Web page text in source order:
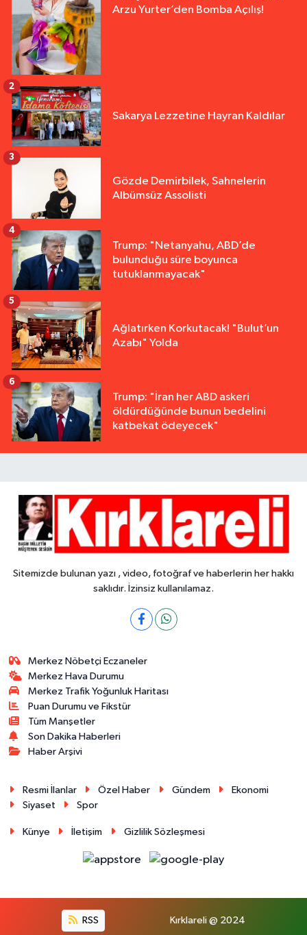
Arzu Yurter’den Bomba Açılış!
Sakarya Lezzetine Hayran Kaldılar
2
Gözde Demirbilek, Sahnelerin
Albümsüz Assolisti
3
Trump: "Netanyahu, ABD’de
bulunduğu süre boyunca
tutuklanmayacak"
4
Ağlatırken Korkutacak! "Bulut’un
Azabı" Yolda
5
Trump: "İran her ABD askeri
öldürdüğünde bunun bedelini
katbekat ödeyecek"
6
Sitemizde bulunan yazı , video, fotoğraf ve haberlerin her hakkı
saklıdır. İzinsiz kullanılamaz.
Merkez Nöbetçi Eczaneler
Merkez Hava Durumu
Merkez Trafik Yoğunluk Haritası
Puan Durumu ve Fikstür
Tüm Manşetler
Son Dakika Haberleri
Haber Arşivi
Resmi İlanlar Özel Haber Gündem
Ekonomi
Siyaset
Spor
Künye İletişim Gizlilik Sözleşmesi
RSS Kırklareli @ 2024